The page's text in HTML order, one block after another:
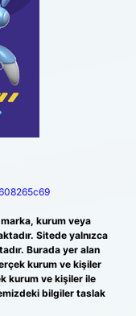
kurum veya
Sitede yalnızca
Burada yer alan
kurum ve kişiler
kurum ve kişiler ile
bilgiler taslak